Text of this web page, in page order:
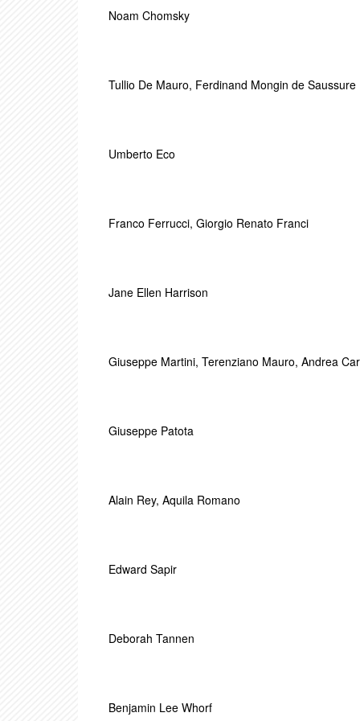
Noam Chomsky
Tullio De Mauro, Ferdinand Mongin de Saussure
Umberto Eco
Franco Ferrucci, Giorgio Renato Franci
Jane Ellen Harrison
Giuseppe Martini, Terenziano Mauro, Andrea
Giuseppe Patota
Alain Rey, Aquila Romano
Edward Sapir
Deborah Tannen
Benjamin Lee Whorf